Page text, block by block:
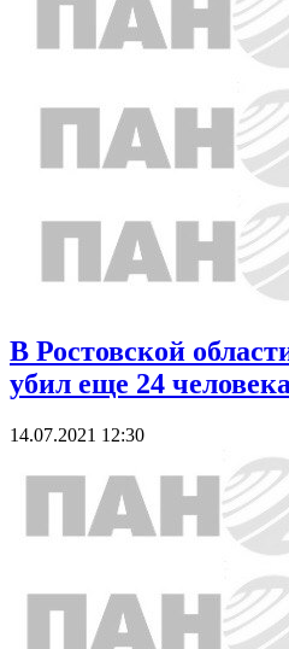
В Ростовской
убил еще 24 человека
14.07.2021 12:30